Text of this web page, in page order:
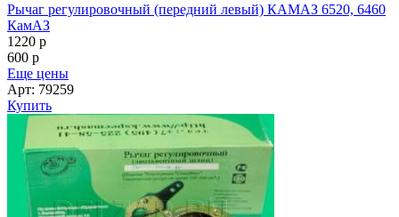
Рычаг регулировочный (передний левый) КАМАЗ 6520, 6460
КамАЗ
1220 p
600 p
Еще цены
Арт: 79259
Купить